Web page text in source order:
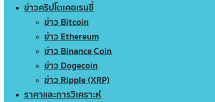
ข่าวคริปโตเคอเรนซี่
ข่าว Bitcoin
ข่าว Ethereum
ข่าว Binance Coin
ข่าว Dogecoin
ข่าว Ripple (XRP)
ราคาและการวิเคราะห์